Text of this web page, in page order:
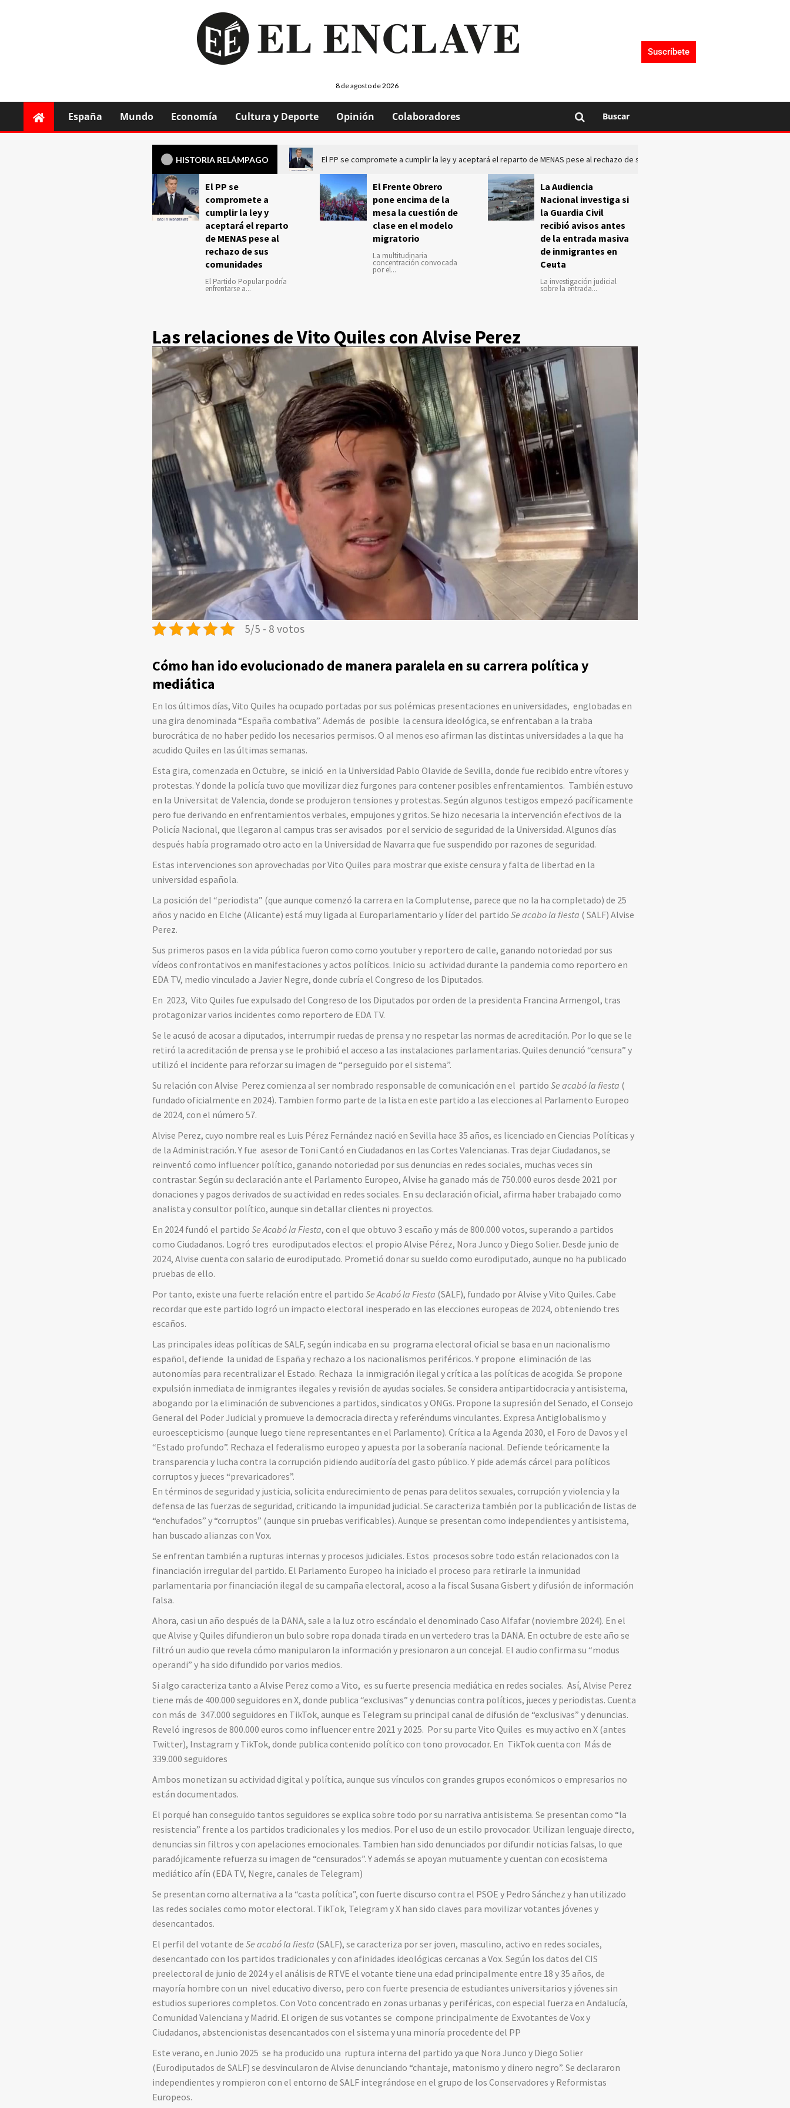
8 de agosto de 2026
Suscríbete
España Mundo Economía Cultura y Deporte Opinión Colaboradores Buscar
HISTORIA RELÁMPAGO El PP se compromete a cumplir la ley y aceptará el reparto de MENAS pese al rechazo de sus comunidades
El PP se
compromete a
cumplir la ley y
aceptará el reparto
de MENAS pese al
rechazo de sus
comunidades
El Partido Popular podría
enfrentarse a...
El Frente Obrero
pone encima de la
mesa la cuestión de
clase en el modelo
migratorio
La multitudinaria
concentración convocada
por el...
La Audiencia
Nacional investiga si
la Guardia Civil
recibió avisos antes
de la entrada masiva
de inmigrantes en
Ceuta
La investigación judicial
sobre la entrada...
Las relaciones de Vito Quiles con Alvise Perez
5/5 - 8 votos
Cómo han ido evolucionado de manera paralela en su carrera política y
mediática
En los últimos días, Vito Quiles ha ocupado portadas por sus polémicas presentaciones en universidades, englobadas en
una gira denominada “España combativa”. Además de posible la censura ideológica, se enfrentaban a la traba
burocrática de no haber pedido los necesarios permisos. O al menos eso afirman las distintas universidades a la que ha
acudido Quiles en las últimas semanas.
Esta gira, comenzada en Octubre, se inició en la Universidad Pablo Olavide de Sevilla, donde fue recibido entre vítores y
protestas. Y donde la policía tuvo que movilizar diez furgones para contener posibles enfrentamientos. También estuvo
en la Universitat de Valencia, donde se produjeron tensiones y protestas. Según algunos testigos empezó pacíficamente
pero fue derivando en enfrentamientos verbales, empujones y gritos. Se hizo necesaria la intervención efectivos de la
Policía Nacional, que llegaron al campus tras ser avisados por el servicio de seguridad de la Universidad. Algunos días
después había programado otro acto en la Universidad de Navarra que fue suspendido por razones de seguridad.
Estas intervenciones son aprovechadas por Vito Quiles para mostrar que existe censura y falta de libertad en la
universidad española.
La posición del “periodista” (que aunque comenzó la carrera en la Complutense, parece que no la ha completado) de 25
años y nacido en Elche (Alicante) está muy ligada al Europarlamentario y líder del partidoSe acabo la fiesta ( SALF) Alvise
Perez.
Sus primeros pasos en la vida pública fueron como como youtuber y reportero de calle, ganando notoriedad por sus
vídeos confrontativos en manifestaciones y actos políticos. Inicio su actividad durante la pandemia como reportero en
EDA TV, medio vinculado a Javier Negre, donde cubría el Congreso de los Diputados.
En 2023, Vito Quiles fue expulsado del Congreso de los Diputados por orden de la presidenta Francina Armengol, tras
protagonizar varios incidentes como reportero de EDA TV.
Se le acusó de acosar a diputados, interrumpir ruedas de prensa y no respetar las normas de acreditación. Por lo que se le
retiró la acreditación de prensa y se le prohibió el acceso a las instalaciones parlamentarias. Quiles denunció “censura” y
utilizó el incidente para reforzar su imagen de “perseguido por el sistema”.
​Su relación con Alvise Perez comienza al ser nombrado responsable de comunicación en el partidoSe acabó la fiesta (
fundado oficialmente en 2024). Tambien formo parte de la lista en este partido a las elecciones al Parlamento Europeo
de 2024, con el número 57.
Alvise Perez, cuyo nombre real es Luis Pérez Fernández nació en Sevilla hace 35 años, es licenciado en Ciencias Políticas y
de la Administración. Y fue asesor de Toni Cantó en Ciudadanos en las Cortes Valencianas. Tras dejar Ciudadanos, se
reinventó como influencer político, ganando notoriedad por sus denuncias en redes sociales, muchas veces sin
contrastar. Según su declaración ante el Parlamento Europeo, Alvise ha ganado más de 750.000 euros desde 2021 por
donaciones y pagos derivados de su actividad en redes sociales. En su declaración oficial, afirma haber trabajado como
analista y consultor político, aunque sin detallar clientes ni proyectos.
En 2024 fundó el partidoSe Acabó la Fiesta, con el que obtuvo 3 escaño y más de 800.000 votos, superando a partidos
como Ciudadanos. Logró tres eurodiputados electos: el propio Alvise Pérez, Nora Junco y Diego Solier. Desde junio de
2024, Alvise cuenta con salario de eurodiputado. Prometió donar su sueldo como eurodiputado, aunque no ha publicado
pruebas de ello.
Por tanto, existe una fuerte relación entre el partidoSe Acabó la Fiesta (SALF), fundado por Alvise y Vito Quiles. Cabe
recordar que este partido logró un impacto electoral inesperado en las elecciones europeas de 2024, obteniendo tres
escaños.
Las principales ideas políticas de SALF, según indicaba en su programa electoral oficial se basa en un nacionalismo
español, defiende la unidad de España y rechazo a los nacionalismos periféricos. Y propone eliminación de las
autonomías para recentralizar el Estado. Rechaza la inmigración ilegal y crítica a las políticas de acogida. Se propone
expulsión inmediata de inmigrantes ilegales y revisión de ayudas sociales. Se considera antipartidocracia y antisistema,
abogando por la eliminación de subvenciones a partidos, sindicatos y ONGs. Propone la supresión del Senado, el Consejo
General del Poder Judicial y promueve la democracia directa y referéndums vinculantes. Expresa Antiglobalismo y
euroescepticismo (aunque luego tiene representantes en el Parlamento). Crítica a la Agenda 2030, el Foro de Davos y el
“Estado profundo”. Rechaza el federalismo europeo y apuesta por la soberanía nacional. Defiende teóricamente la
transparencia y lucha contra la corrupción pidiendo auditoría del gasto público. Y pide además cárcel para políticos
corruptos y jueces “prevaricadores”.
En términos de seguridad y justicia, solicita endurecimiento de penas para delitos sexuales, corrupción y violencia y la
defensa de las fuerzas de seguridad, criticando la impunidad judicial. Se caracteriza también por la publicación de listas de
“enchufados” y “corruptos” (aunque sin pruebas verificables). Aunque se presentan como independientes y antisistema,
han buscado alianzas con Vox.
Se enfrentan también a rupturas internas y procesos judiciales. Estos procesos sobre todo están relacionados con la
financiación irregular del partido. El Parlamento Europeo ha iniciado el proceso para retirarle la inmunidad
parlamentaria por financiación ilegal de su campaña electoral, acoso a la fiscal Susana Gisbert y difusión de información
falsa.
Ahora, casi un año después de la DANA, sale a la luz otro escándalo el denominado Caso Alfafar (noviembre 2024). En el
que Alvise y Quiles difundieron un bulo sobre ropa donada tirada en un vertedero tras la DANA. En octubre de este año se
filtró un audio que revela cómo manipularon la información y presionaron a un concejal. El audio confirma su “modus
operandi” y ha sido difundido por varios medios.
Si algo caracteriza tanto a Alvise Perez como a Vito, es su fuerte presencia mediática en redes sociales. Así, Alvise Perez
tiene más de 400.000 seguidores en X, donde publica “exclusivas” y denuncias contra políticos, jueces y periodistas. Cuenta
con más de 347.000 seguidores en TikTok, aunque es Telegram su principal canal de difusión de “exclusivas” y denuncias.
Reveló ingresos de 800.000 euros como influencer entre 2021 y 2025. Por su parte Vito Quiles es muy activo en X (antes
Twitter), Instagram y TikTok, donde publica contenido político con tono provocador. En TikTok cuenta con Más de
339.000 seguidores
Ambos monetizan su actividad digital y política, aunque sus vínculos con grandes grupos económicos o empresarios no
están documentados.
El porqué han conseguido tantos seguidores se explica sobre todo por su narrativa antisistema. Se presentan como “la
resistencia” frente a los partidos tradicionales y los medios. Por el uso de un estilo provocador. Utilizan lenguaje directo,
denuncias sin filtros y con apelaciones emocionales. Tambien han sido denunciados por difundir noticias falsas, lo que
paradójicamente refuerza su imagen de “censurados”. Y además se apoyan mutuamente y cuentan con ecosistema
mediático afín (EDA TV, Negre, canales de Telegram)
Se presentan como alternativa a la “casta política”, con fuerte discurso contra el PSOE y Pedro Sánchez y han utilizado
las redes sociales como motor electoral. TikTok, Telegram y X han sido claves para movilizar votantes jóvenes y
desencantados.
El perfil del votante deSe acabó la fiesta (SALF), se caracteriza por ser joven, masculino, activo en redes sociales,
desencantado con los partidos tradicionales y con afinidades ideológicas cercanas a Vox. Según los datos del CIS
preelectoral de junio de 2024 y el análisis de RTVE el votante tiene una edad principalmente entre 18 y 35 años, de
mayoría hombre con un nivel educativo diverso, pero con fuerte presencia de estudiantes universitarios y jóvenes sin
estudios superiores completos. Con Voto concentrado en zonas urbanas y periféricas, con especial fuerza en Andalucía,
Comunidad Valenciana y Madrid. El origen de sus votantes se compone principalmente de Exvotantes de Vox y
Ciudadanos, abstencionistas desencantados con el sistema y una minoría procedente del PP
Este verano, en Junio 2025 se ha producido una ruptura interna del partido ya que Nora Junco y Diego Solier
(Eurodiputados de SALF) se desvincularon de Alvise denunciando “chantaje, matonismo y dinero negro”. Se declararon
independientes y rompieron con el entorno de SALF integrándose en el grupo de los Conservadores y Reformistas
Europeos.